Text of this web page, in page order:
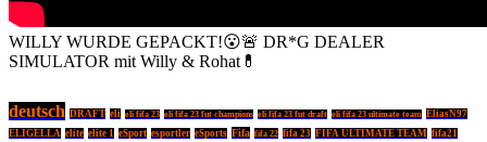
WILLY WURDE GEPACKT!😮🚨 DR*G DEALER
SIMULATOR mit Willy & Rohat💊
deutsch DRAFT eli eli fifa 23 eli fifa 23 fut champions eli fifa 23 fut draft eli fifa 23 ultimate team EliasN97
ELIGELLA elite elite 1 eSport esportler eSports Fifa fifa 22 fifa 23 FIFA ULTIMATE TEAM fifa21